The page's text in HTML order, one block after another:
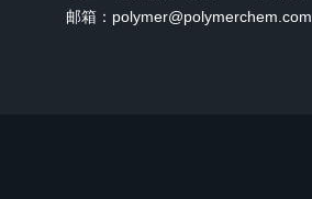
邮箱：polymer@polymerchem.com